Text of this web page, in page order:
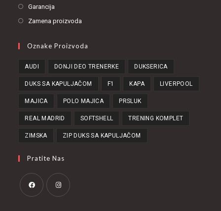
Garancija
Zamena proizvoda
Oznake Proizvoda
AUDI DONJI DEO TRENERKE DUKSERICA
DUKS SA KAPULJAČOM F1 KAPA LIVERPOOL
MAJICA POLO MAJICA PRSLUK
REAL MADRID SOFTSHELL TRENING KOMPLET
ZIMSKA ZIP DUKS SA KAPULJAČOM
Pratite Nas